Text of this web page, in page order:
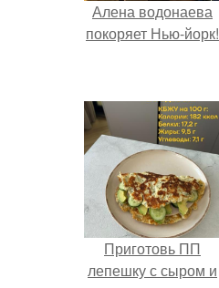
Алена водонаева
покоряет Нью-йорк!
Приготовь ПП
лепешку с сыром и